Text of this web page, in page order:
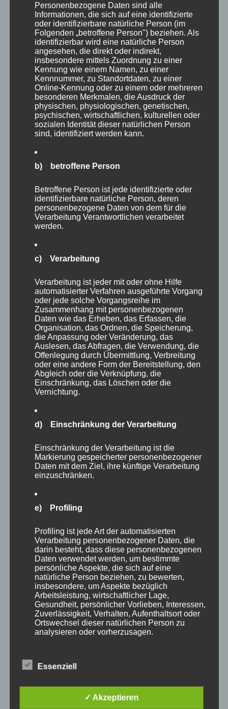
v_id=267704
Hilfreiche iPad-Apps für den
Grundschulunterricht
:
Die Fortbildung richtet sich in erster Linie an
Lehrkräfte, die bisher noch wenig Erfahrung mit
dem Einsatz von iPads im Unterricht haben. In
dieser Veranstaltung werden eine Reihe
nützlicher Apps und Tools für den
Mögliche Inhalte:
Educreations und dem Book Creator
– Kommunizieren und Kooperieren mit der
Trickfilm-App Puppet Pals
– Wiederholung und Festigung von gelernten
Datum: 15.02.2023
Uhrzeit: 14:00 – 16:00
http://fibs.alp.dillingen.de/suche/details.php?
v_id=267793
Unterrichtsmanagement mit der Classroom-App
Lehrkräfte die Kontrolle im Unterricht, wenn
Rahmenbedingungen für die
Klassenraumsteuerung und kann jederzeit mit den
Schüler-iPads interagieren. Im Rahmen der
Teilnehmern gemeinsam ausprobiert:
– Geräte steuern
– Materialien mit den Schülern austauschen
– Agenden
erstellen
Für teilnehmende Lehrkräfte im Rahmen einer
Online-Fortbildung wird die Bereitlegung eines
iPads mit der entsprechenden App empfohlen, um
ggf. einige Anwendungsbeispiele selbst
auszuprobieren.
14:00 – 15:15
Personenbezogene Daten sind alle
Informationen, die sich auf eine identifizierte
oder identifizierbare natürliche Person (im
Folgenden „betroffene Person") beziehen. Als
identifizierbar wird eine natürliche Person
angesehen, die direkt oder indirekt,
insbesondere mittels Zuordnung zu einer
Kennung wie einem Namen, zu einer
Kennnummer, zu Standortdaten, zu einer
Online-Kennung oder zu einem oder mehreren
besonderen Merkmalen, die Ausdruck der
physischen, physiologischen, genetischen,
psychischen, wirtschaftlichen, kulturellen oder
sozialen Identität dieser natürlichen Person
sind, identifiziert werden kann.
b) betroffene Person
Betroffene Person ist jede identifizierte oder
identifizierbare natürliche Person, deren
personenbezogene Daten von dem für die
Verarbeitung Verantwortlichen verarbeitet
werden.
c) Verarbeitung
Verarbeitung ist jeder mit oder ohne Hilfe
automatisierter Verfahren ausgeführte Vorgang
oder jede solche Vorgangsreihe im
Zusammenhang mit personenbezogenen
Daten wie das Erheben, das Erfassen, die
Organisation, das Ordnen, die Speicherung,
die Anpassung oder Veränderung, das
Auslesen, das Abfragen, die Verwendung, die
Offenlegung durch Übermittlung, Verbreitung
oder eine andere Form der Bereitstellung, den
Abgleich oder die Verknüpfung, die
Einschränkung, das Löschen oder die
Vernichtung.
d) Einschränkung der Verarbeitung
Einschränkung der Verarbeitung ist die
Markierung gespeicherter personenbezogener
Daten mit dem Ziel, ihre künftige Verarbeitung
einzuschränken.
e) Profiling
Profiling ist jede Art der automatisierten
Verarbeitung personenbezogener Daten, die
darin besteht, dass diese personenbezogenen
Daten verwendet werden, um bestimmte
persönliche Aspekte, die sich auf eine
natürliche Person beziehen, zu bewerten,
insbesondere, um Aspekte bezüglich
Arbeitsleistung, wirtschaftlicher Lage,
Gesundheit, persönlicher Vorlieben, Interessen,
Zuverlässigkeit, Verhalten, Aufenthaltsort oder
Ortswechsel dieser natürlichen Person zu
analysieren oder vorherzusagen.
f) Pseudonymisierung
Pseudonymisierung ist die Verarbeitung
personenbezogener Daten in einer Weise, auf
Essenziell
✓ Akzeptieren